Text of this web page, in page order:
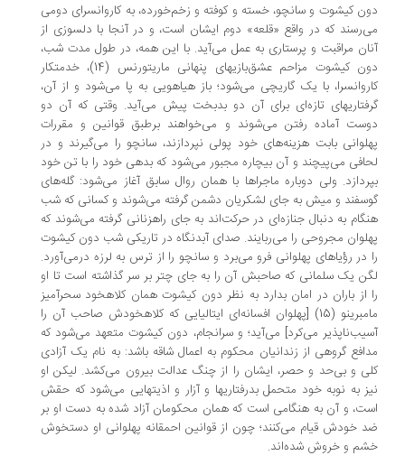
کیشوت و سانچو، خسته و کوفته و زخم‌خورده، به کاروانسرای دومی
که در واقع «قلعه» دوم ایشان است، و در آنجا با دلسوزی از
مراقبت و پرستاری به عمل می‌آید. با این همه، در طول مدت شب،
دون کیشوت مزاحم عشق‌بازیهای پنهانی ماریتورنس (14)، خدمتکار
با یک گاریچی می‌شود؛ باز هیاهویی به پا می‌شود و از آن،
تازه‌ای برای آن دو بدبخت پیش می‌آید. وقتی که آن دو
آماده رفتن می‌شوند و می‌خواهند برطبق قوانین و مقررات
بابت هزینه‌های خود پولی نپردازند، سانچو را می‌گیرند و در
می‌پیچند و آن بیچاره مجبور می‌شود که بدهی خود را با تن خود
ولی دوباره ماجراها با همان روال سابق آغاز می‌شود: گله‌های
و میش به جای لشکریان دشمن گرفته می‌شوند و کسانی که شب
به دنبال جنازه‌ای در حرکت‌اند به جای راهزنانی گرفته می‌شوند که
مجروحی را می‌ربایند. صدای آبدنگاه در تاریکی شب دون کیشوت
در رؤیاهای پهلوانی فرو می‌برد و سانچو را از ترس به لرزه درمی‌آورد.
یک سلمانی که صاحبش آن را به جای چتر بر سر گذاشته است تا او
از باران در امان بدارد به نظر دون کیشوت همان کلاهخود سحرآمیز
مامبرینو (15) [پهلوان افسانه‌ای ایتالیایی که کلاهخودش صاحب آن را
می‌کرد] می‌آید؛ و سرانجام، دون کیشوت متعهد می‌شود که
گروهی از زندانیان محکوم به اعمال شاقه باشد: به نام یک آزادی
و بی‌حد و حصر، ایشان را از چنگ عدالت بیرون می‌کشد. لیکن او
به نوبه خود متحمل بدرفتاریها و آزار و اذیتهایی می‌شود که حقش
و آن به هنگامی است که همان محکومان آزاد شده به دست او بر
خودش قیام می‌کنند؛ چون از قوانین احمقانه پهلوانی او دستخوش
و خروش شده‌اند.